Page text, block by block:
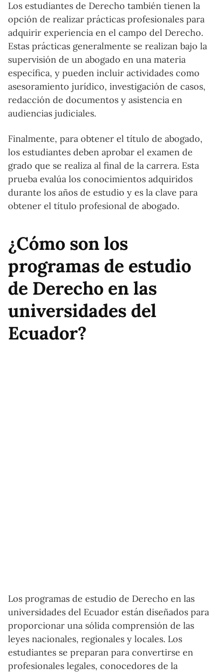
Los estudiantes de Derecho también tienen la
opción de realizar prácticas profesionales para
adquirir experiencia en el campo del Derecho.
Estas prácticas generalmente se realizan bajo la
supervisión de un abogado en una materia
específica, y pueden incluir actividades como
asesoramiento jurídico, investigación de casos,
redacción de documentos y asistencia en
audiencias judiciales.
Finalmente, para obtener el título de abogado,
los estudiantes deben aprobar el examen de
grado que se realiza al final de la carrera. Esta
prueba evalúa los conocimientos adquiridos
durante los años de estudio y es la clave para
obtener el título profesional de abogado.
¿Cómo son los
programas de estudio
de Derecho en las
universidades del
Ecuador?
Los programas de estudio de Derecho en las
universidades del Ecuador están diseñados para
proporcionar una sólida comprensión de las
leyes nacionales, regionales y locales. Los
estudiantes se preparan para convertirse en
profesionales legales, conocedores de la